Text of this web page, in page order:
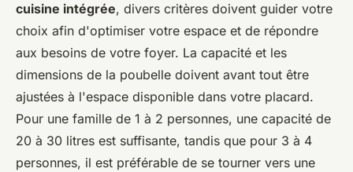
cuisine intégrée, divers critères doivent guider votre
choix afin d'optimiser votre espace et de répondre
aux besoins de votre foyer. La capacité et les
dimensions de la poubelle doivent avant tout être
ajustées à l'espace disponible dans votre placard.
Pour une famille de 1 à 2 personnes, une capacité de
20 à 30 litres est suffisante, tandis que pour 3 à 4
personnes, il est préférable de se tourner vers une